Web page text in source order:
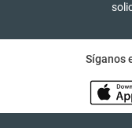
Síganos